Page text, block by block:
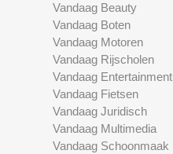
Vandaag Beauty
Vandaag Boten
Vandaag Motoren
Vandaag Rijscholen
Vandaag Entertainment
Vandaag Fietsen
Vandaag Juridisch
Vandaag Multimedia
Vandaag Schoonmaak